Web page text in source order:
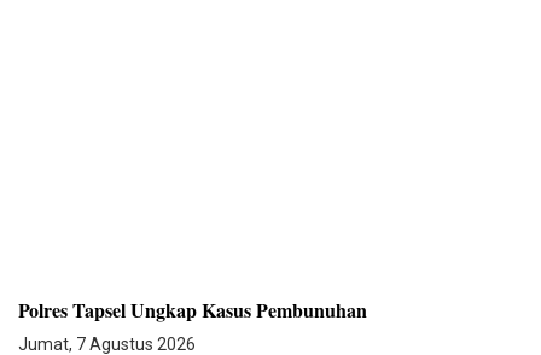
Polres Tapsel Ungkap Kasus Pembunuhan
Jumat, 7 Agustus 2026